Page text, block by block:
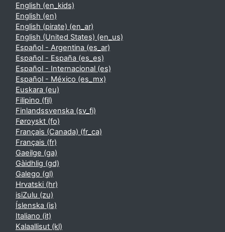
English ‎(en_kids)‎
English ‎(en)‎
English (pirate) ‎(en_ar)‎
English (United States) ‎(en_us)‎
Español - Argentina ‎(es_ar)‎
Español - España ‎(es_es)‎
Español - Internacional ‎(es)‎
Español - México ‎(es_mx)‎
Euskara ‎(eu)‎
Filipino ‎(fil)‎
Finlandssvenska ‎(sv_fi)‎
Føroyskt ‎(fo)‎
Français (Canada) ‎(fr_ca)‎
Français ‎(fr)‎
Gaeilge ‎(ga)‎
Gàidhlig ‎(gd)‎
Galego ‎(gl)‎
Hrvatski ‎(hr)‎
isiZulu ‎(zu)‎
Íslenska ‎(is)‎
Italiano ‎(it)‎
Kalaallisut ‎(kl)‎